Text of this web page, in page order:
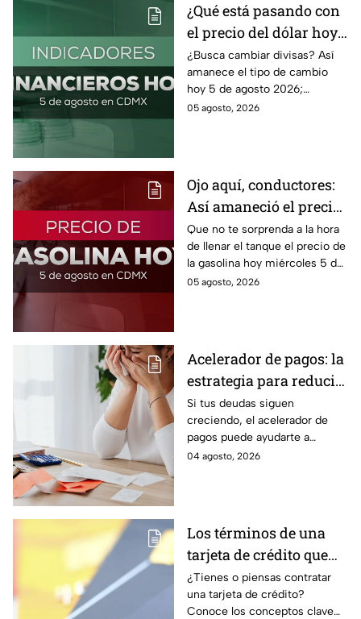
¿Qué está pasando con
el precio del dólar hoy
miércoles 5 de agosto
2026?
¿Busca cambiar divisas? Así
amanece el tipo de cambio
hoy 5 de agosto 2026;
consulta el precio del dólar
05 agosto, 2026
Ojo aquí, conductores:
Así amaneció el precio
de la gasolina HOY
Que no te sorprenda a la hora
de llenar el tanque el precio de
la gasolina hoy miércoles 5 de
agosto 2026; aquí te dejamos
05 agosto, 2026
Acelerador de pagos: la
estrategia para reducir
tus deudas más rápido
y recuperar el control
de tus finanzas
Si tus deudas siguen
creciendo, el acelerador de
pagos puede ayudarte a
ordenar tus finanzas, priorizar
04 agosto, 2026
Los términos de una
tarjeta de crédito que
debes entender para
evitar deudas
¿Tienes o piensas contratar
una tarjeta de crédito?
Conoce los conceptos clave